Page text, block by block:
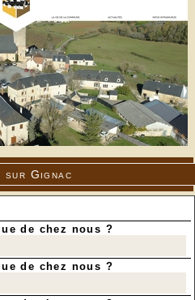
sur Gignac
de chez nous ?
de chez nous ?